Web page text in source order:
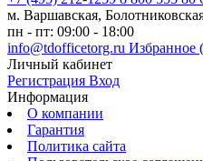
м. Варшавская,
пн - пт: 09:00 - 18:00
info@tdofficetorg.ru Избранное (
Личный кабинет
Регистрация Вход
Информация
О компании
Гарантия
Политика сайта